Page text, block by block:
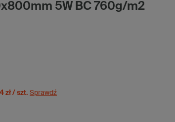
5W BC 760g/m2
zł / szt. Sprawdź